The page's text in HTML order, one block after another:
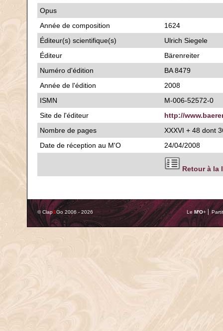
Opus
Année de composition
1624
Éditeur(s) scientifique(s)
Ulrich Siegele
Éditeur
Bärenreiter
Numéro d'édition
BA 8479
Année de l'édition
2008
ISMN
M-006-52572-0
Site de l'éditeur
http://
Nombre de pages
XXXVI + 48 dont
Date de réception au M'O
24/04/2008
Retour à la
© Clap&Go 2006 - 2026 Le M'O+ ⎢